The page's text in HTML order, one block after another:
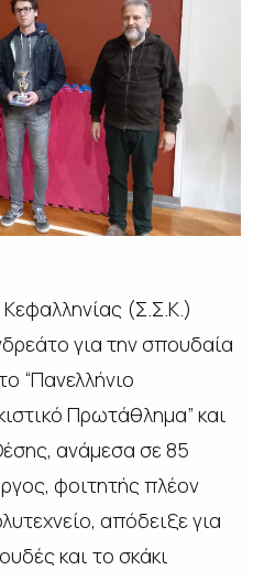
(Σ.Σ.Κ.)
για την σπουδαία
“Πανελλήνιο
Πρωτάθλημα” και
ανάμεσα σε 85
φοιτητής πλέον
απόδειξε για
και το σκάκι